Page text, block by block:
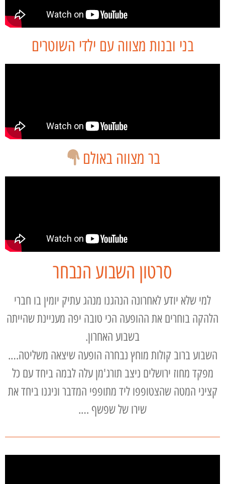
בני ובנות מצווה עם ילדי השוטרים
בר מצווה באולם
סרטון השבוע הנבחר
למי שלא יודע לאחרונה הנהגנו מנהג עתיק יומין בו חברי
הלהקה בוחרים את ההופעה הכי טובה יפה מעניינת שהייתה
בשבוע האחרון.
השבוע ברוב קולות מוחץ נבחרה הופעה שיצאה משליטה….
מפקד מחוז ירושלים ניצב תורג'מן עלה לבמה ביחד עם כל
קציני המטה שהצטופפו ליד מתופפי המדבר וניגנו ביחד את
שירו של שפשף ….